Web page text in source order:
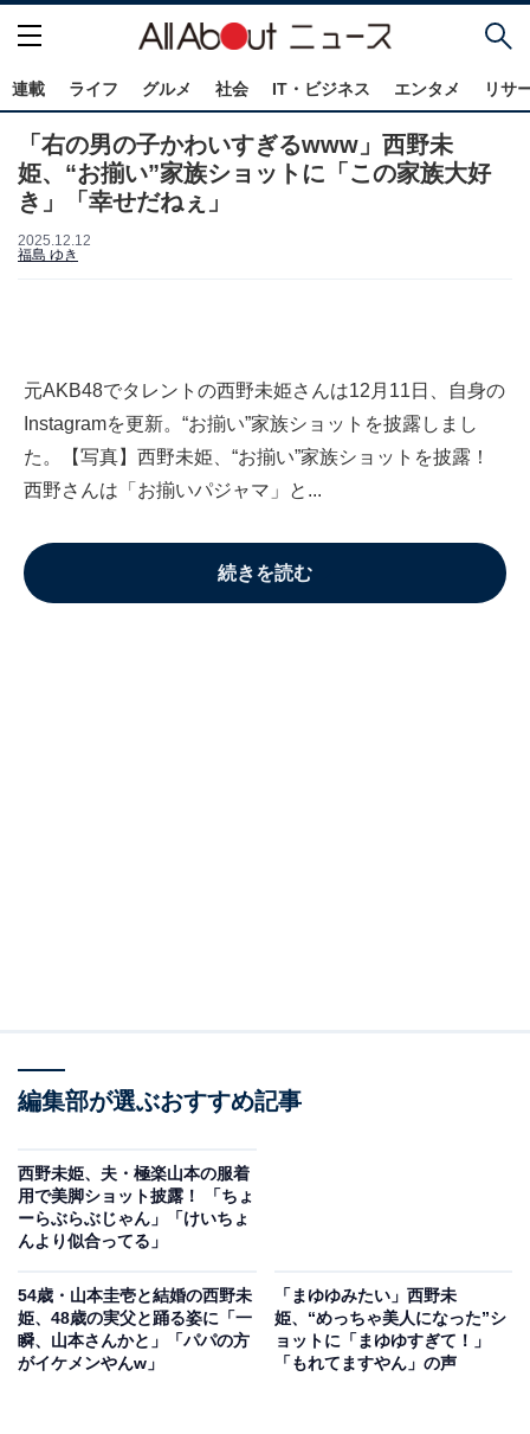
連載 ライフ グルメ 社会 IT・ビジネス エンタメ リサ
「右の男の子かわいすぎるwww」西野未
姫、“お揃い”家族ショットに「この家族大好
き」「幸せだねぇ」
2025.12.12
福島 ゆき
元AKB48でタレントの西野未姫さんは12月11日、自身の
Instagramを更新。“お揃い”家族ショットを披露しまし
た。【写真】西野未姫、“お揃い”家族ショットを披露！
西野さんは「お揃いパジャマ」と...
続きを読む
編集部が選ぶおすすめ記事
西野未姫、夫・極楽山本の服着
用で美脚ショット披露！ 「ちょ
ーらぶらぶじゃん」「けいちょ
んより似合ってる」
54歳・山本圭壱と結婚の西野未
姫、48歳の実父と踊る姿に「一
瞬、山本さんかと」「パパの方
がイケメンやんw」
「まゆゆみたい」西野未
姫、“めっちゃ美人になった”シ
ョットに「まゆゆすぎて！」
「もれてますやん」の声